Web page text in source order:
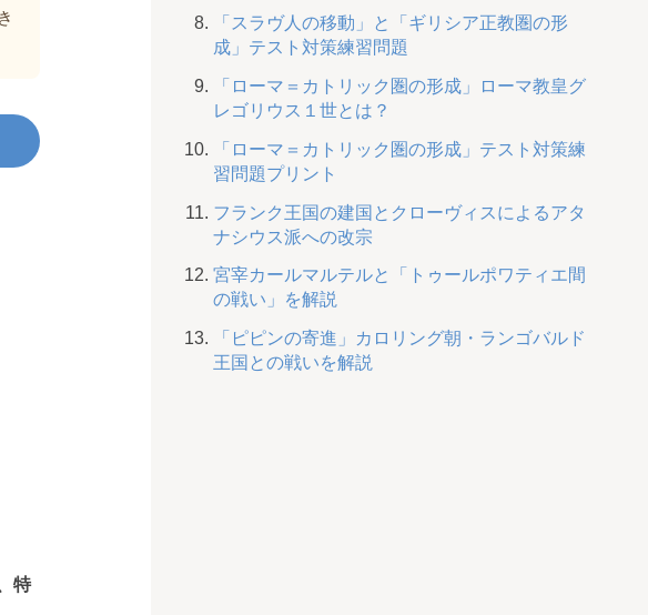
特
「スラヴ人の移動」と「ギリシア正教圏の形
成」テスト対策練習問題
「ローマ＝カトリック圏の形成」ローマ教皇グ
レゴリウス１世とは？
「ローマ＝カトリック圏の形成」テスト対策練
習問題プリント
フランク王国の建国とクローヴィスによるアタ
ナシウス派への改宗
宮宰カールマルテルと「トゥールポワティエ間
の戦い」を解説
「ピピンの寄進」カロリング朝・ランゴバルド
王国との戦いを解説